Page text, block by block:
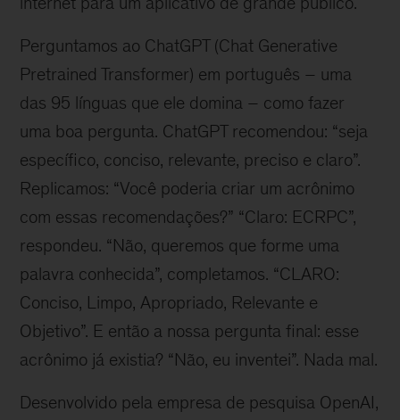
Perguntamos ao ChatGPT (Chat Generative
Pretrained Transformer) em português – uma
das 95 línguas que ele domina – como fazer
uma boa pergunta. ChatGPT recomendou: “seja
específico, conciso, relevante, preciso e claro”.
Replicamos: “Você poderia criar um acrônimo
com essas recomendações?” “Claro: ECRPC”,
respondeu. “Não, queremos que forme uma
palavra conhecida”, completamos. “CLARO:
Conciso, Limpo, Apropriado, Relevante e
Objetivo”. E então a nossa pergunta final: esse
acrônimo já existia? “Não, eu inventei”. Nada mal.
Desenvolvido pela empresa de pesquisa OpenAI,